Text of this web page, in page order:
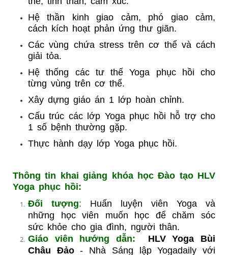
Hệ thần kinh giao cảm, phó giao cảm,
cách kích hoạt phản ứng thư giãn.
Các vùng chứa stress trên cơ thể và cách
giải tỏa.
Hệ thống các tư thế Yoga phục hồi cho
từng vùng trên cơ thể.
Xây dựng giáo án 1 lớp hoàn chỉnh.
Cấu trúc các lớp Yoga phục hồi hỗ trợ cho
1 số bệnh thường gặp.
Thực hành dạy lớp Yoga phục hồi.
Thông tin khai giảng khóa học Đào tạo HLV
Yoga phục hồi:
Đối tượng: Huấn luyện viên Yoga và
những học viên muốn học để chăm sóc
sức khỏe cho gia đình, người thân.
Giáo viên hướng dẫn:
HLV Yoga Bùi
Châu Đảo- Nhà Sáng lập Yogadaily với